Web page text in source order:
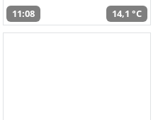
11:08 14,1 °C